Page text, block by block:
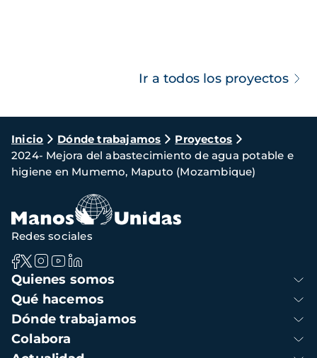
Ir a todos los proyectos
Ruta
de
navegación
Inicio Dónde trabajamos
Proyectos
2024- Mejora del abastecimiento de agua potable e
higiene en Mumemo, Maputo (Mozambique)
Navegación
principal
Quienes somos
Qué hacemos
Dónde trabajamos
Colabora
Redes sociales